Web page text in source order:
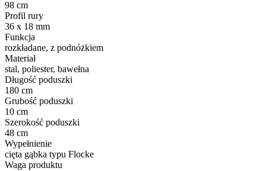
98 cm
Profil rury
36 x 18 mm
Funkcja
rozkładane, z podnóżkiem
Materiał
stal, poliester, bawełna
Długość poduszki
180 cm
Grubość poduszki
10 cm
Szerokość poduszki
48 cm
Wypełnienie
cięta gąbka typu Flocke
Waga produktu